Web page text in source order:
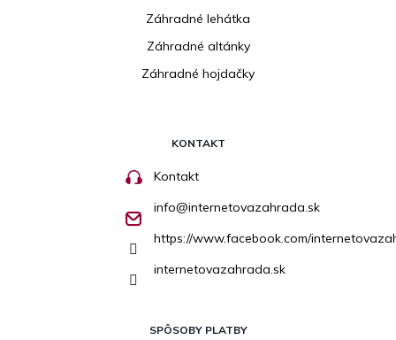
Záhradné lehátka
Záhradné altánky
Záhradné hojdačky
KONTAKT
Kontakt
info@internetovazahrada.sk
https://www.facebook.com/
internetovazahrada.sk
SPÔSOBY PLATBY